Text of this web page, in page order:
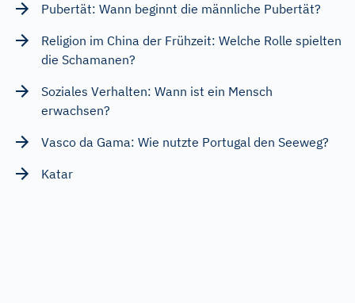
Pubertät: Wann beginnt die männliche Pubertät?
Religion im China der Frühzeit: Welche Rolle spielten
die Schamanen?
Soziales Verhalten: Wann ist ein Mensch
erwachsen?
Vasco da Gama: Wie nutzte Portugal den Seeweg?
Katar